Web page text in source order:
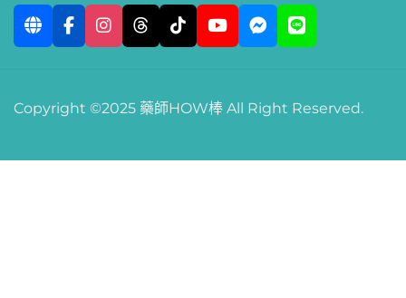
Copyright ©2025 藥師HOW棒 All Right Reserved.